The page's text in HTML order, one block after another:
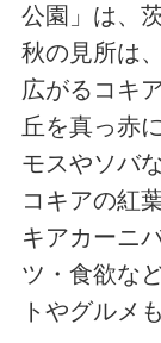
公園」は、
秋の見所は
広がるコキ
丘を真っ赤
モスやソバ
コキアの紅
キアカーニ
ツ・食欲な
トやグルメ